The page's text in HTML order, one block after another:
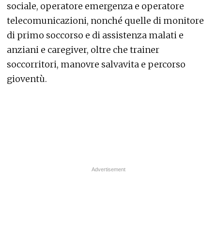
sociale, operatore emergenza e operatore
telecomunicazioni, nonché quelle di monitore
di primo soccorso e di assistenza malati e
anziani e caregiver, oltre che trainer
soccorritori, manovre salvavita e percorso
gioventù.